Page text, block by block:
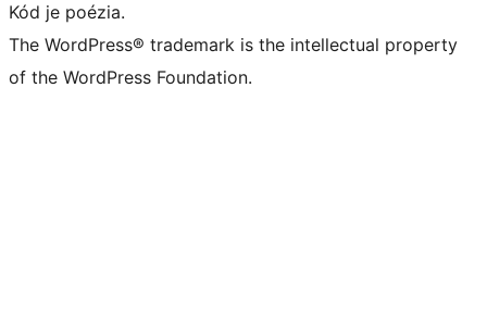
Kód je poézia.
The WordPress® trademark is the intellectual property
of the WordPress Foundation.